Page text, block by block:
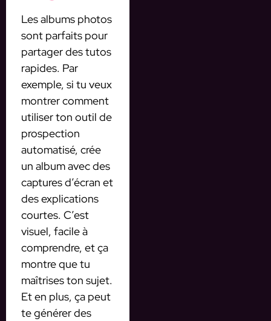
Les albums photos
sont parfaits pour
partager des tutos
rapides. Par
exemple, si tu veux
montrer comment
utiliser ton outil de
prospection
automatisé, crée
un album avec des
captures d’écran et
des explications
courtes. C’est
visuel, facile à
comprendre, et ça
montre que tu
maîtrises ton sujet.
Et en plus, ça peut
te générer des